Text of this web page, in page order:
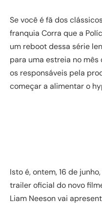
Se você é fã dos
franquia Corra que a
um reboot dessa série
para uma estreia no mês
os responsáveis pela
começar a alimentar o
Isto é, ontem, 16 de
trailer oficial do novo
Liam Neeson vai